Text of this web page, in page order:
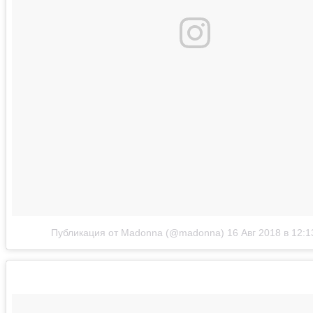
Публикация от Madonna (@madonna) 16 Авг 2018 в